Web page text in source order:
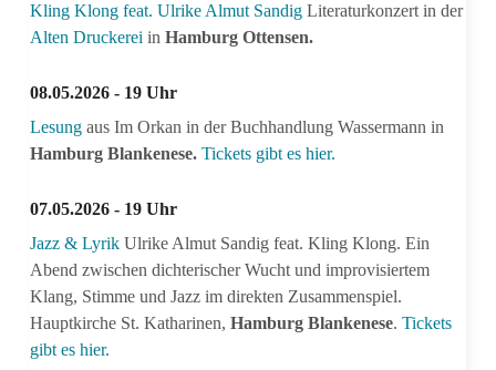
Kling Klong feat. Ulrike Almut Sandig Literaturkonzert in der
Alten Druckerei inHamburg Ottensen.
08.05.2026 - 19 Uhr
Lesung aus Im Orkan in der Buchhandlung Wassermann in
Hamburg Blankenese. Tickets gibt es hier.
07.05.2026 - 19 Uhr
Jazz & LyrikUlrike Almut Sandig feat. Kling Klong. Ein
Abend zwischen dichterischer Wucht und improvisiertem
Klang, Stimme und Jazz im direkten Zusammenspiel.
Hauptkirche St. Katharinen,Hamburg Blankenese.Tickets
gibt es hier.